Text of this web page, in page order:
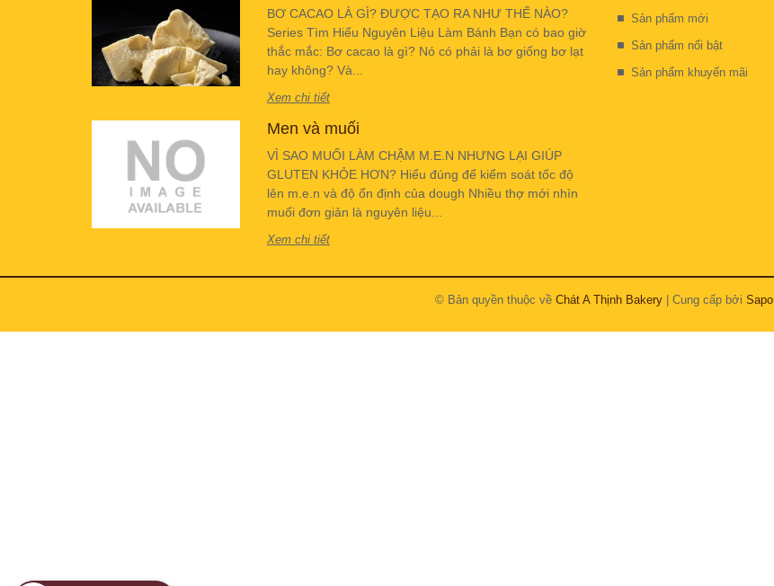
BƠ CACAO LÀ GÌ? ĐƯỢC TẠO RA NHƯ THẾ NÀO?
Series Tìm Hiểu Nguyên Liệu Làm Bánh Bạn có bao giờ
thắc mắc: Bơ cacao là gì? Nó có phải là bơ giống bơ lạt
hay không? Và...
Xem chi tiết
Men và muối
VÌ SAO MUỐI LÀM CHẬM M.E.N NHƯNG LẠI GIÚP
GLUTEN KHỎE HƠN? Hiểu đúng để kiểm soát tốc độ
lên m.e.n và độ ổn định của dough Nhiều thợ mới nhìn
muối đơn giản là nguyên liệu...
Xem chi tiết
Sản phẩm mới
Sản phẩm nổi bật
Sản phẩm khuyến mãi
© Bản quyền thuộc về Chát A Thịnh Bakery | Cung cấp bởi Sapo